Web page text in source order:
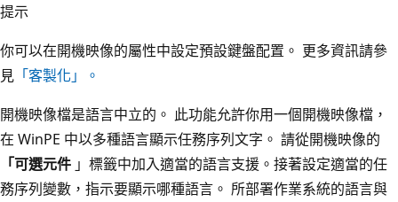
提示
你可以在開機映像的屬性中設定預設鍵盤配置。 更多資訊請參
見 「客製化」。
開機映像檔是語言中立的。 此功能允許你用一個開機映像檔，
在 WinPE 中以多種語言顯示任務序列文字。 請從開機映像的
「可選元件 」標籤中加入適當的語言支援。接著設定適當的任
務序列變數，指示要顯示哪種語言。 所部署作業系統的語言與